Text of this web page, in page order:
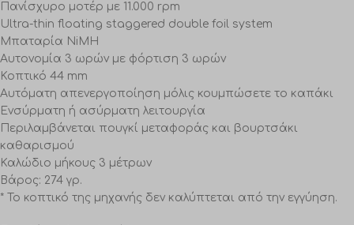
Πανίσχυρο μοτέρ με 11.000 rpm
Ultra-thin floating staggered double foil system
Μπαταρία NiMH
Αυτονομία 3 ωρών με φόρτιση 3 ωρών
Κοπτικό 44 mm
Αυτόματη απενεργοποίηση μόλις κουμπώσετε το καπάκι
Ενσύρματη ή ασύρματη λειτουργία
Περιλαμβάνεται πουγκί μεταφοράς και βουρτσάκι
καθαρισμού
Καλώδιο μήκους 3 μέτρων
Βάρος: 274 γρ.
* Το κοπτικό της μηχανής δεν καλύπτεται από την εγγύηση.